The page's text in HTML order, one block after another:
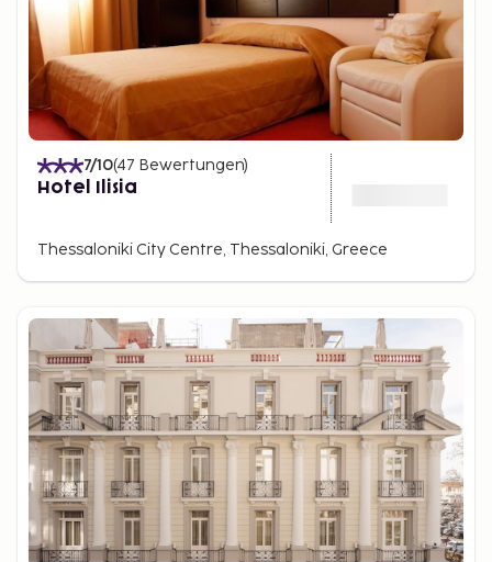
7/10(47 Bewertungen)
Hotel Ilisia
Thessaloniki City Centre, Thessaloniki, Greece